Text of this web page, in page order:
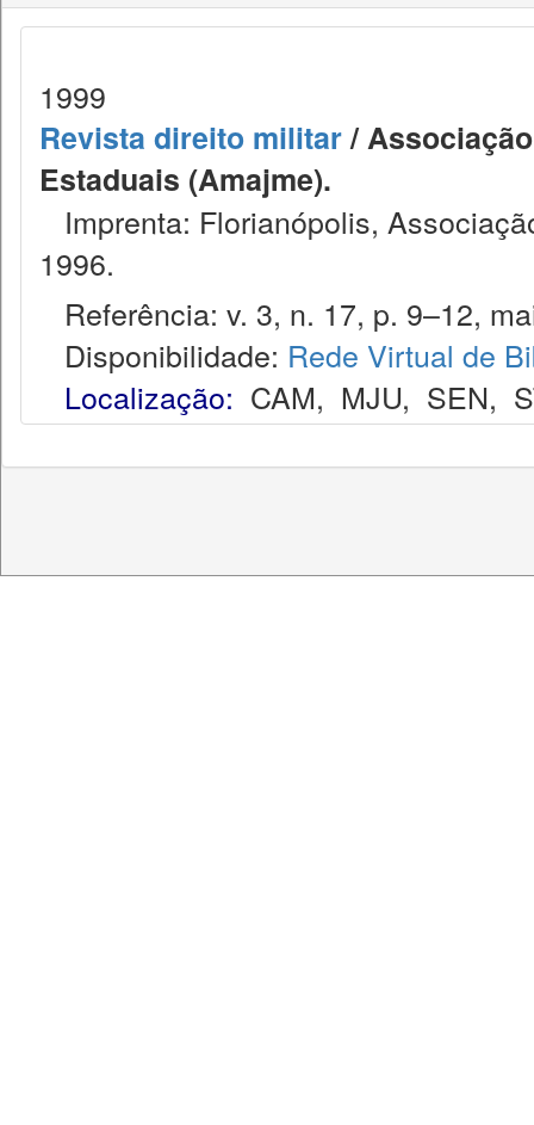
1999
Revista direito militar/
Estaduais (Amajme).
Imprenta: Florianópolis,
1996.
Referência: v. 3, n. 17, p. 9–12,
Disponibilidade: Rede Virtual de
Localização: CAM, MJU, SEN,